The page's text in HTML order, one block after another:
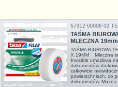
57312-00008-02 TS
TAŚMA
MLECZNA
TAŚMA BIUROWA
X 19MM Mleczna
Invisible umożliwia
dokumentów
całkowicie
powierzchniach, co
dokumentów. Można